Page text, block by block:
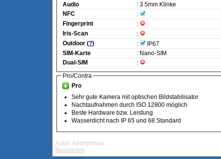
Audio
: 3.5mm Klinke
NFC
:
Fingerprint
:
Iris-Scan
:
Outdoor (?) :
IP67
SIM-Karte
: Nano-SIM
Dual-SIM
:
Pro/Contra
Pro
Sehr gute Kamera mit optischen Bildstabilisator
Nachtaufnahmen durch ISO 12800 möglich
Beste Hardware bzw. Leistung
Wasserdicht nach IP 65 und 68 Standard
Autor: Anonymous
Bearbeiten